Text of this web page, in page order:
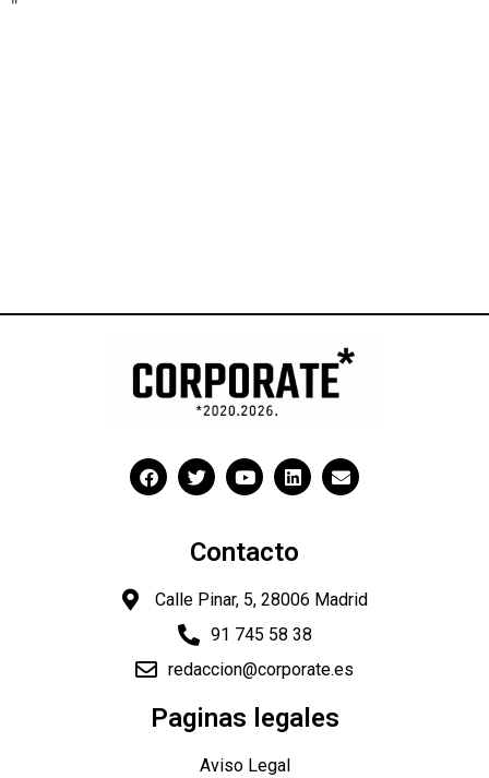
"
Contacto
Calle Pinar, 5, 28006 Madrid
91 745 58 38
redaccion@corporate.es
Paginas legales
Aviso Legal